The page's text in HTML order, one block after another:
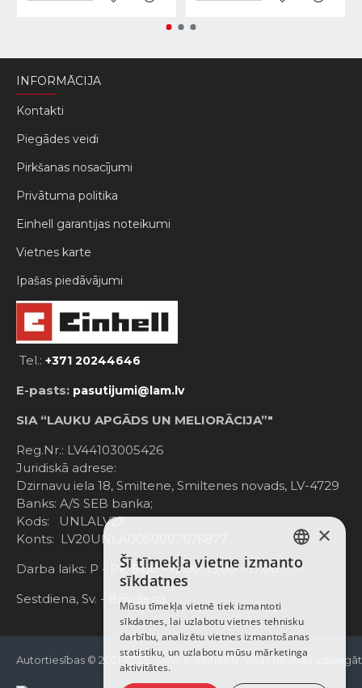
INFORMĀCIJA
Kontakti
Piegādes veidi
Pirkšanas nosacījumi
Privātuma politika
Einhell garantijas noteikumi
Vietnes karte
Ipašas piedāvājumi
Tel.: +371 20244646
E-pasts: pasutijumi@lam.lv
SIA “LAUKU APGĀDS UN MELIORĀCIJA”"
Reg.Nr.: LV44103005426
Juridiskā adrese:
Dzirnavu iela 18, Smiltene, Smiltenes novads, LV-4729
Banks: A/S SEB banka;
Kods: UNLALV2X
Konts: LV20UNLA0050007676877
Darba laiks: P - Pk. 8:00 - 12:00; 13:00 - 17:00
Sestdiena, Sv. - Brīvdiena
Autortiesības © 2021-2025, www.e-einhell.lv, Visas tiesības
LATVIAN
ENGLISH
×
Šī tīmekļa vietne izmanto
sīkdatnes
Mūsu tīmekļa vietnē tiek izmantoti
sīkdatnes, lai uzlabotu vietnes tehnisku
darbību, analizētu vietnes izmantošanas
statistiku, un uzlabotu mūsu mārketinga
aktivitātes.